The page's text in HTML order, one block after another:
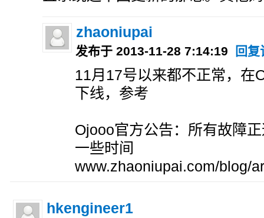
zhaoniupai
发布于 2013-11-28 7:14:19 回
11月17号以来都不正常，在
下线，参考
Ojooo官方公告：所有故障
一些时间
www.zhaoniupai.com/blog/
hkengineer1